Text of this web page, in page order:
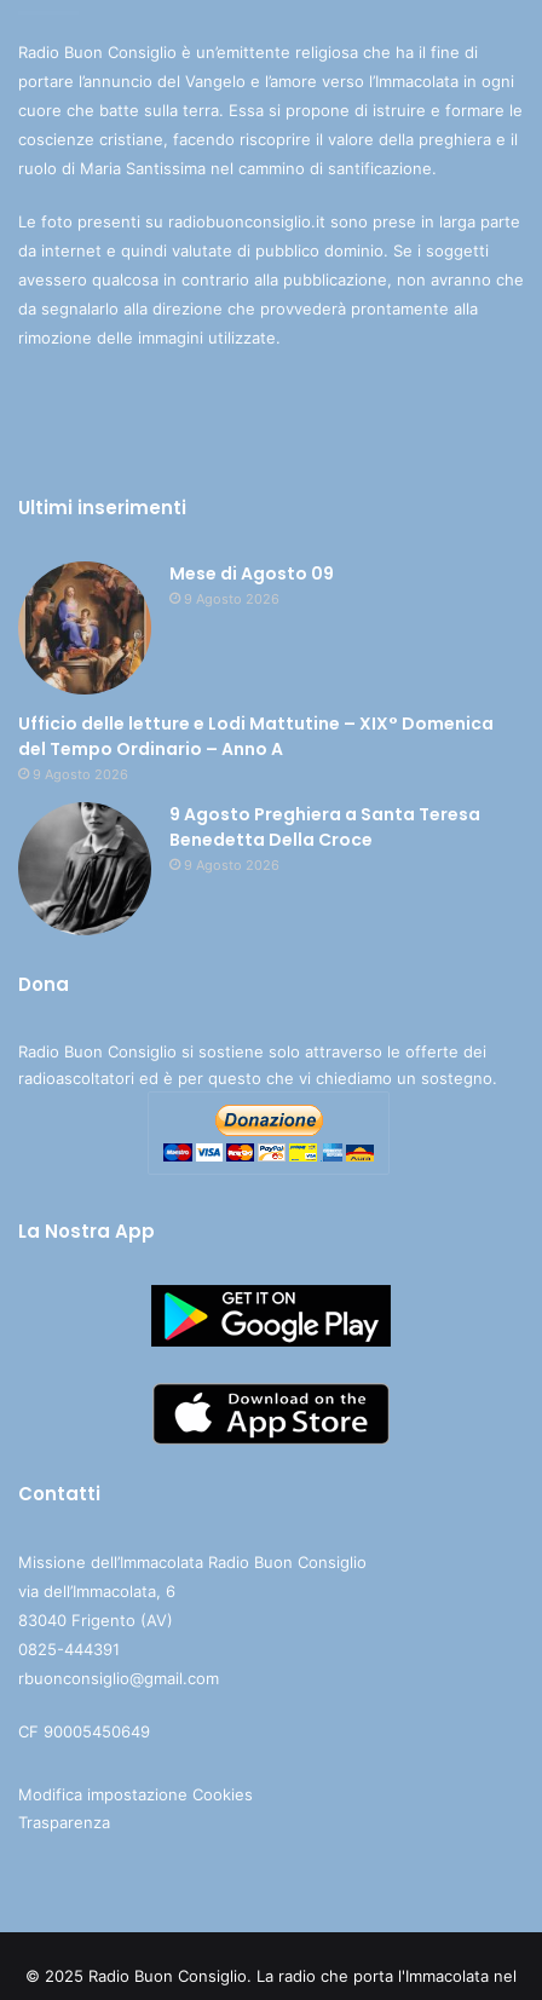
Radio Buon Consiglio è un’emittente religiosa che ha il fine di
portare l’annuncio del Vangelo e l’amore verso l’Immacolata in ogni
cuore che batte sulla terra. Essa si propone di istruire e formare le
coscienze cristiane, facendo riscoprire il valore della preghiera e il
ruolo di Maria Santissima nel cammino di santificazione.
Le foto presenti su radiobuonconsiglio.it sono prese in larga parte
da internet e quindi valutate di pubblico dominio. Se i soggetti
avessero qualcosa in contrario alla pubblicazione, non avranno che
da segnalarlo alla direzione che provvederà prontamente alla
rimozione delle immagini utilizzate.
Ultimi inserimenti
Mese di Agosto 09
9 Agosto 2026
Ufficio delle letture e Lodi Mattutine – XIX° Domenica
del Tempo Ordinario – Anno A
9 Agosto 2026
9 Agosto Preghiera a Santa Teresa
Benedetta Della Croce
9 Agosto 2026
Dona
Radio Buon Consiglio si sostiene solo attraverso le offerte dei
radioascoltatori ed è per questo che vi chiediamo un sostegno.
La Nostra App
Contatti
Missione dell’Immacolata Radio Buon Consiglio
via dell’Immacolata, 6
83040 Frigento (AV)
0825-444391
rbuonconsiglio@gmail.com
CF 90005450649
Modifica impostazione Cookies
Trasparenza
© 2025 Radio Buon Consiglio. La radio che porta l'Immacolata nel